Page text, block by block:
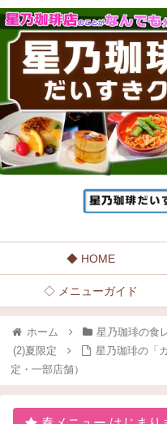
◆ HOME
◇ メニューガイド
ホーム 星乃珈琲の食
(2)夏限定
星乃珈琲の「
定・一部店舗）